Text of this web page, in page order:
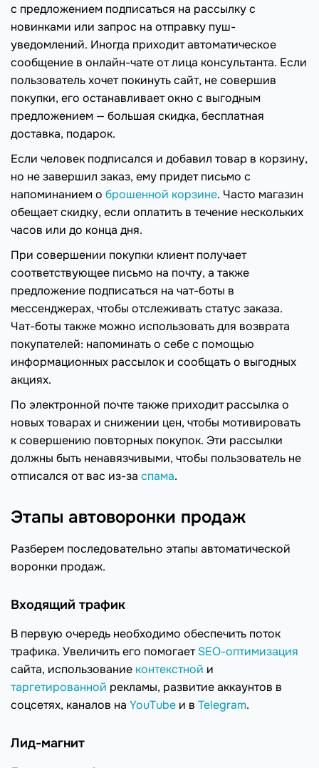
с предложением подписаться на рассылку с
новинками или запрос на отправку пуш-
уведомлений. Иногда приходит автоматическое
сообщение в онлайн-чате от лица консультанта. Если
пользователь хочет покинуть сайт, не совершив
покупки, его останавливает окно с выгодным
предложением — большая скидка, бесплатная
доставка, подарок.
Если человек подписался и добавил товар в корзину,
но не завершил заказ, ему придет письмо с
напоминанием о брошенной корзине. Часто магазин
обещает скидку, если оплатить в течение нескольких
часов или до конца дня.
При совершении покупки клиент получает
соответствующее письмо на почту, а также
предложение подписаться на чат-боты в
мессенджерах, чтобы отслеживать статус заказа.
Чат-боты также можно использовать для возврата
покупателей: напоминать о себе с помощью
информационных рассылок и сообщать о выгодных
акциях.
По электронной почте также приходит рассылка о
новых товарах и снижении цен, чтобы мотивировать
к совершению повторных покупок. Эти рассылки
должны быть ненавязчивыми, чтобы пользователь не
отписался от вас из-за спама.
Этапы автоворонки продаж
Разберем последовательно этапы автоматической
воронки продаж.
Входящий трафик
В первую очередь необходимо обеспечить поток
трафика. Увеличить его помогаетSEO-оптимизация
сайта, использование контекстной и
таргетированной рекламы, развитие аккаунтов в
соцсетях, каналов на YouTube и в Telegram.
Лид-магнит